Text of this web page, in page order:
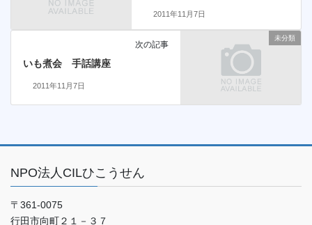
2011年11月7日
未分類
次の記事
いも煮会 手話講座
2011年11月7日
NPO法人CILひこうせん
〒361-0075
行田市向町２１－３７